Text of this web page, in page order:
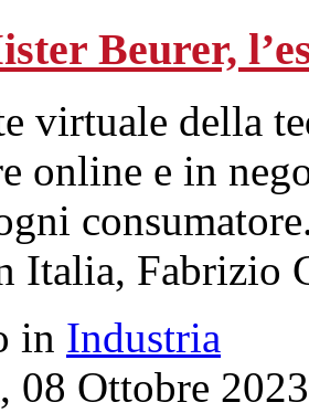
Beurer,
virtuale della
online e in
Italia, Fabrizio
in Industria
08 Ottobre